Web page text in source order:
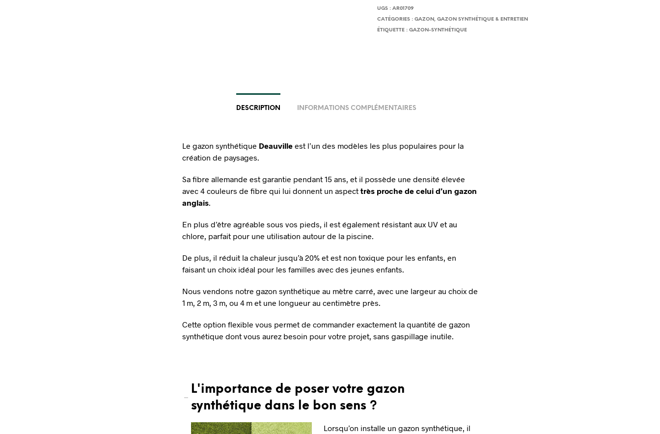
UGS :AR01709
CATÉGORIES :GAZON ,GAZON SYNTHÉTIQUE & ENTRETIEN
ÉTIQUETTE :GAZON-SYNTHÉTIQUE
DESCRIPTION INFORMATIONS COMPLÉMENTAIRES
Le gazon synthétique Deauville est l’un des modèles les plus populaires pour la
création de paysages.
Sa fibre allemande est garantie pendant 15 ans, et il possède une densité élevée
avec 4 couleurs de fibre qui lui donnent un aspect très proche de celui d’un gazon
anglais
En plus d’être agréable sous vos pieds, il est également résistant aux UV et au
chlore, parfait pour une utilisation autour de la piscine.
De plus, il réduit la chaleur jusqu’à 20% et est non toxique pour les enfants, en
faisant un choix idéal pour les familles avec des jeunes enfants.
Nous vendons notre gazon synthétique au mètre carré, avec une largeur au choix de
1 m, 2 m, 3 m, ou 4 m et une longueur au centimètre près.
Cette option flexible vous permet de commander exactement la quantité de gazon
synthétique dont vous aurez besoin pour votre projet, sans gaspillage inutile.
L'importance de poser votre gazon
synthétique dans le bon sens ?
Lorsqu’on installe un gazon synthétique, il